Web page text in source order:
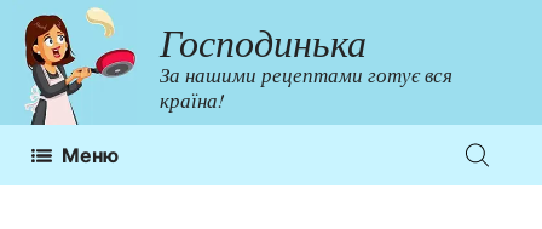
Перейти
до
контенту
Господинька
За нашими рецептами готує вся
країна!
Меню